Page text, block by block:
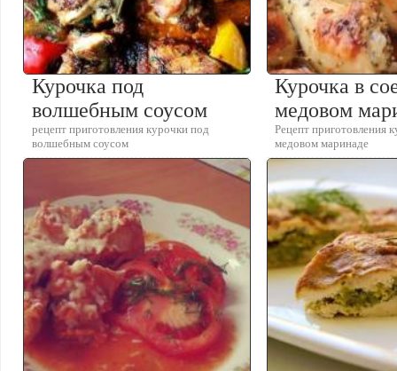
Курочка под
волшебным соусом
рецепт приготовления курочки под
волшебным соусом
Курочка в
медовом
Рецепт приготовления
медовом маринаде